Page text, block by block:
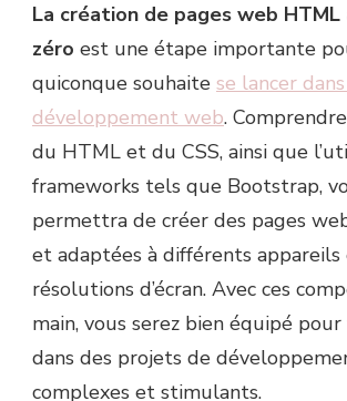
La création de pages web
zéro est une étape importante
quiconque souhaite se lancer
développement web.
du HTML et du CSS, ainsi que
frameworks tels que Bootstrap,
permettra de créer des pages
et adaptées à différents
résolutions d’écran. Avec ces
main, vous serez bien équipé
dans des projets de
complexes et stimulants.